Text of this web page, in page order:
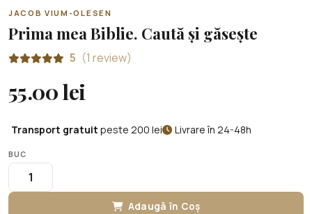
JACOB VIUM-OLESEN
Prima mea Biblie. Caută și găsește
5 (1 review)
55.00 lei
Transport gratuit peste 200 lei Livrare în 24-48h
BUC
Adaugă în Coș